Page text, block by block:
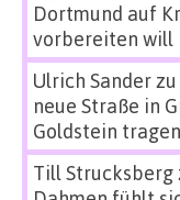
Dortmund auf
vorbereiten will
Ulrich Sanderzu
neue Straße in
Goldstein tragen
Till Strucksberg